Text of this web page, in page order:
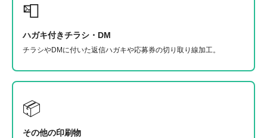
📮
ハガキ付きチラシ・DM
チラシやDMに付いた返信ハガキや応募券の切り取り線加工。
📦
その他の印刷物